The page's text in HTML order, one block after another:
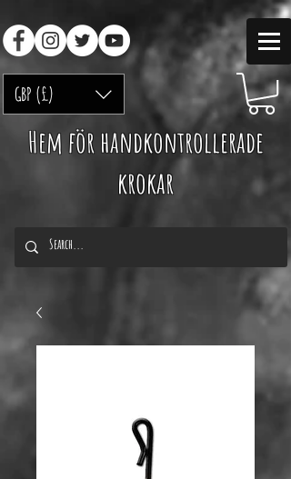
GBP (£)
Hem för handkontrollerade
krokar